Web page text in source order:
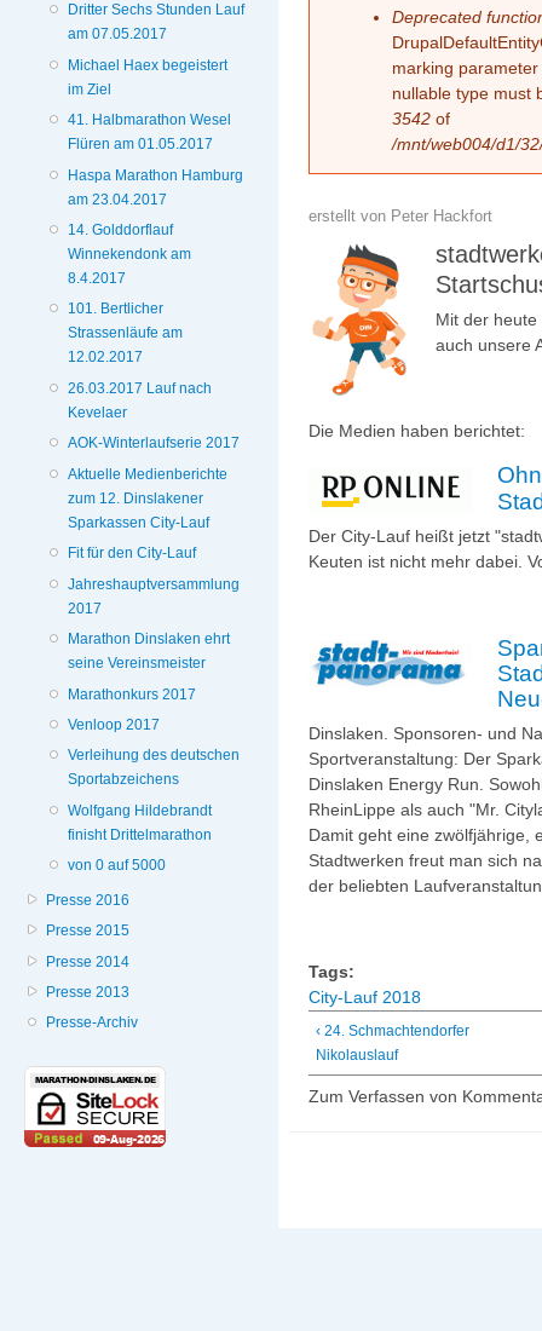
Dritter Sechs Stunden Lauf
am 07.05.2017
Michael Haex begeistert
im Ziel
41. Halbmarathon Wesel
Flüren am 01.05.2017
Haspa Marathon Hamburg
am 23.04.2017
14. Golddorflauf
Winnekendonk am
8.4.2017
101. Bertlicher
Strassenläufe am
12.02.2017
26.03.2017 Lauf nach
Kevelaer
AOK-Winterlaufserie 2017
Aktuelle Medienberichte
zum 12. Dinslakener
Sparkassen City-Lauf
Fit für den City-Lauf
Jahreshauptversammlung
2017
Marathon Dinslaken ehrt
seine Vereinsmeister
Marathonkurs 2017
Venloop 2017
Verleihung des deutschen
Sportabzeichens
Wolfgang Hildebrandt
finisht Drittelmarathon
von 0 auf 5000
Presse 2016
Presse 2015
Presse 2014
Presse 2013
Presse-Archiv
Deprecated
marking
nullable type must
3542 of
/mnt/web004/d1/
erstellt von Peter Hackfort
Mit der
auch unsere
Die Medien haben berichtet:
Der City-Lauf heißt jetzt
Keuten ist nicht mehr dabei.
Dinslaken. Sponsoren- und
Sportveranstaltung: Der
Dinslaken Energy Run.
RheinLippe als auch "Mr.
Damit geht eine zwölfjährige,
Stadtwerken freut man sich
der beliebten
Tags:
City-Lauf 2018
‹ 24. Schmachtendorfer
Nikolauslauf
Zum Verfassen von